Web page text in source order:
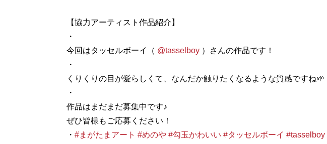
【協力アーティスト作品紹介】
・
今回はタッセルボーイ（ @tasselboy）さんの作品です！
・
くりくりの目が愛らしくて、なんだか触りたくなるような質感ですね🌱
・
作品はまだまだ募集中です♪
ぜひ皆様もご応募ください！
・ #まがたまアート #めのや #勾玉かわいい #タッセルボーイ #tasselboy